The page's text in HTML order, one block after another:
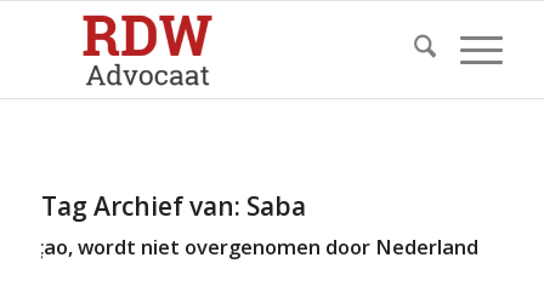
Tag Archief van: Saba
wordt niet overgenomen door Nederland